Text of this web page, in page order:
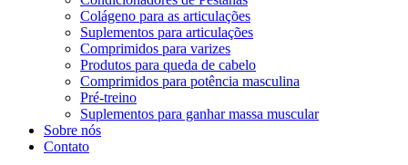
Colágeno para as articulações
Suplementos para articulações
Comprimidos para varizes
Produtos para queda de cabelo
Comprimidos para potência masculina
Pré-treino
Suplementos para ganhar massa muscular
Sobre nós
Contato